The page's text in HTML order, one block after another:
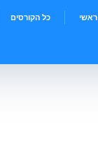
ראשי כל הקורסים